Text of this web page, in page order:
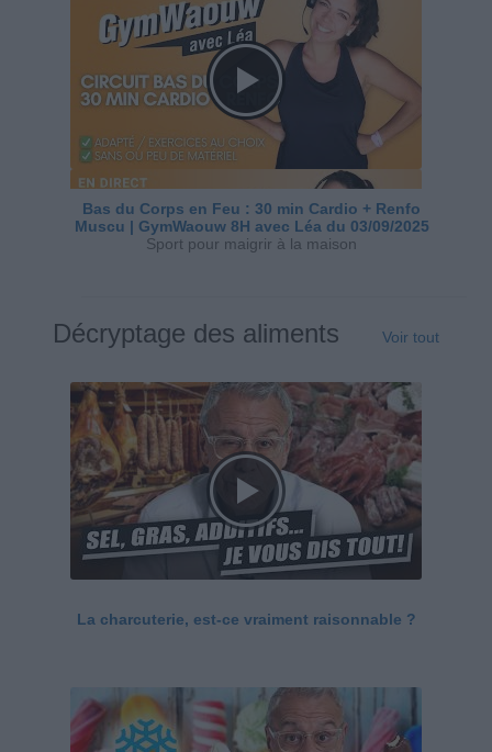
Bas du Corps en Feu : 30 min Cardio + Renfo
Muscu | GymWaouw 8H avec Léa du 03/09/2025
Sport pour maigrir à la maison
Décryptage des aliments Voir tout
La charcuterie, est-ce vraiment raisonnable ?